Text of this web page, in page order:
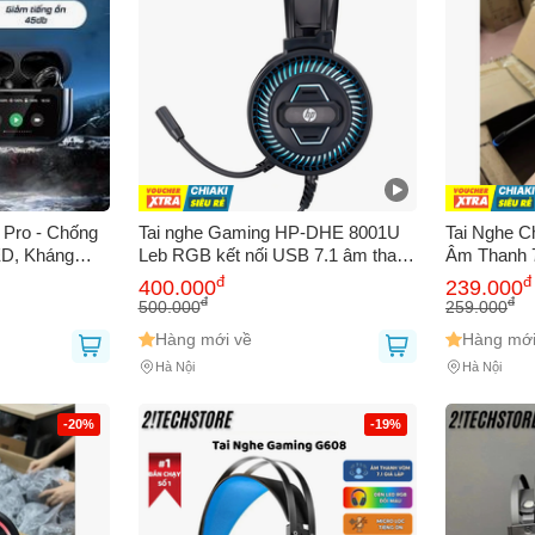
Pro - Chống
Kháng
âm
lợi
Tai nghe Gaming HP-DHE 8001U
Leb RGB kết nối USB 7.1 âm thanh
cực hay, có Mic, chuyên Game
PC/Laptop
400.000đ
500.000đ
Hàng mới về
Hà Nội
Tai Nghe
Âm Thanh
Màu, Phụ
Nghiệp,
239.000đ
259.000đ
Hàng
Hà Nội
-20% -19%